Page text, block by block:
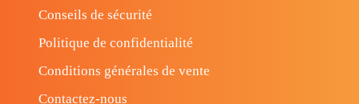
Conseils de sécurité
Politique de confidentialité
Conditions générales de vente
Contactez-nous